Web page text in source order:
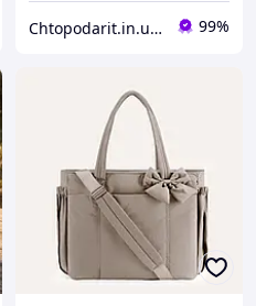
Chtopodarit.in.ua-інтернет-магазин цікавих подарунків 99%